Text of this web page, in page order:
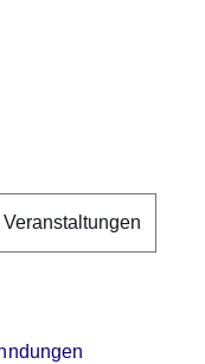
Veranstaltungen